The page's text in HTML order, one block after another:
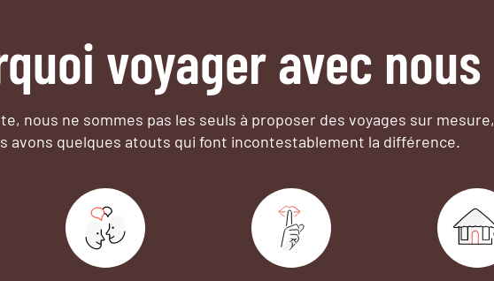
voyager avec nous
nous ne sommes pas les seuls à proposer des voyages sur mesure,
avons quelques atouts qui font incontestablement la différence.